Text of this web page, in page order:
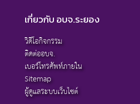
เกี่ยวกับ อบจ.ระยอง
วิดีโอกิจกรรม
ติดต่ออบจ.
เบอร์โทรศัพท์ภายใน
Sitemap
ผู้ดูแลระบบเว็บไซต์